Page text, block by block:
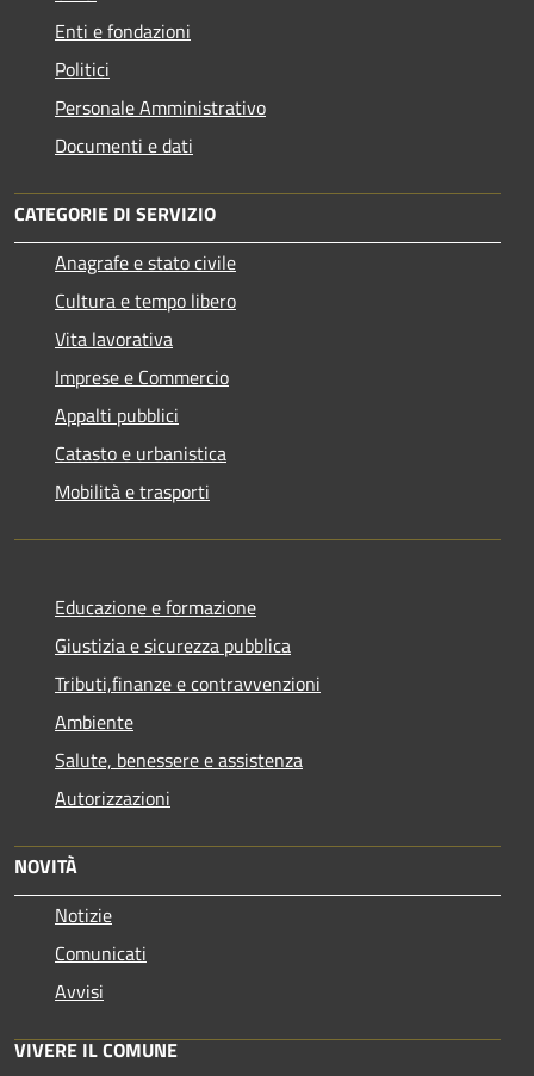
Enti e fondazioni
Politici
Personale Amministrativo
Documenti e dati
CATEGORIE DI SERVIZIO
Anagrafe e stato civile
Cultura e tempo libero
Vita lavorativa
Imprese e Commercio
Appalti pubblici
Catasto e urbanistica
Mobilità e trasporti
Educazione e formazione
Giustizia e sicurezza pubblica
Tributi,finanze e contravvenzioni
Ambiente
Salute, benessere e assistenza
Autorizzazioni
NOVITÀ
Notizie
Comunicati
Avvisi
VIVERE IL COMUNE